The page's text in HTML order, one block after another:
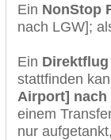
Ein NonStop
nach LGW];
Ein Direktflug
stattfinden
Airport] nach
einem
nur